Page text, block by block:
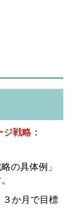
戦略：
の具体例」
か月で目標